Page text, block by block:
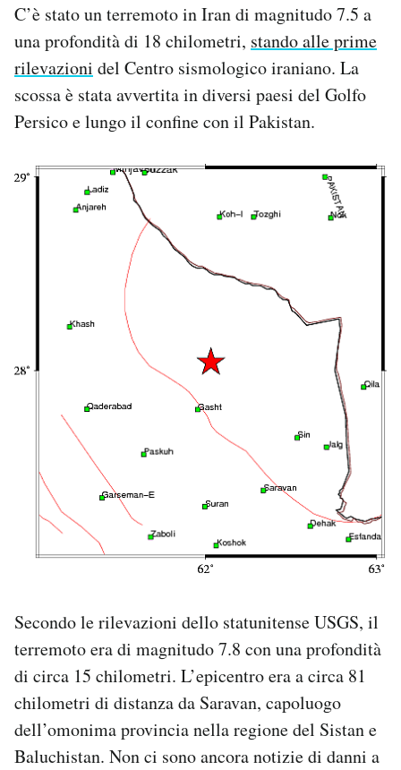
C’è stato un terremoto in Iran di magnitudo 7.5 a
una profondità di 18 chilometri, stando alle prime
rilevazioni del Centro sismologico iraniano. La
scossa è stata avvertita in diversi paesi del Golfo
Persico e lungo il confine con il Pakistan.
Secondo le rilevazioni dello statunitense USGS, il
terremoto era di magnitudo 7.8 con una profondità
di circa 15 chilometri. L’epicentro era a circa 81
chilometri di distanza da Saravan, capoluogo
dell’omonima provincia nella regione del Sistan e
Baluchistan. Non ci sono ancora notizie di danni a